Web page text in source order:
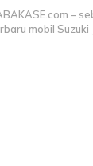
–
mobil Suzuki